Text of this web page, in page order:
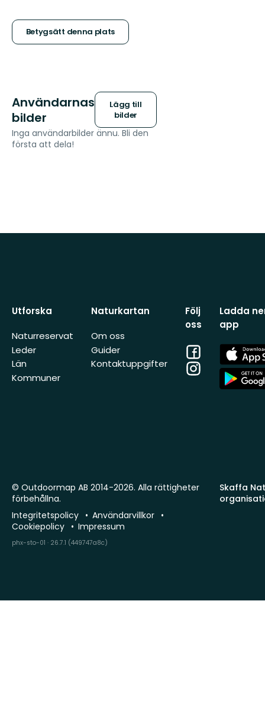
stjärnor
Betygsätt denna plats
Användarnas
bilder
Lägg till
bilder
Inga användarbilder ännu. Bli den
första att dela!
Utforska
Naturreservat
Leder
Län
Kommuner
Naturkartan
Om oss
Guider
Kontaktuppgifter
Följ
oss
Facebook
Instagram
Ladda
app
App
Store
App
Store
Skaffa
© Outdoormap AB 2014-2026. Alla rättigheter
förbehållna.
Integritetspolicy
Användarvillkor
Cookiepolicy
Impressum
phx-sto-01 · 26.7.1 (449747a8c)